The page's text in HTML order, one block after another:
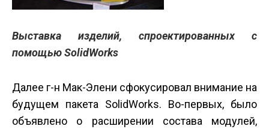
Выставка изделий, спроектированных с
помощью SolidWorks
Далее г-н Мак-Элени сфокусировал внимание на
будущем пакета SolidWorks. Во-первых, было
объявлено о расширении состава модулей,